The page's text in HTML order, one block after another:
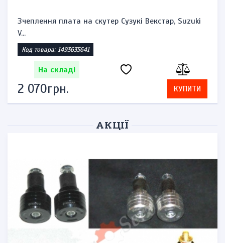
Зчеплення плата на скутер Сузукі Векстар, Suzuki
V...
Код товара: 1493635641
На складі
2 070грн. КУПИТИ
АКЦІЇ